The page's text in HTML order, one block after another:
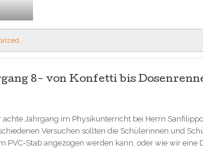
.
8- von Konfetti bis
achte Jahrgang im Physikunterricht bei Herrn
Versuchen sollten die Schülerinnen und
PVC-Stab angezogen werden kann, oder wie wir eine